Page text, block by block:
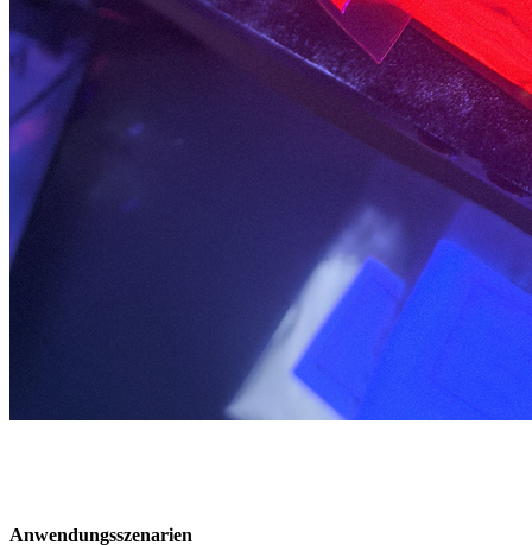
Anwendungsszenarien​